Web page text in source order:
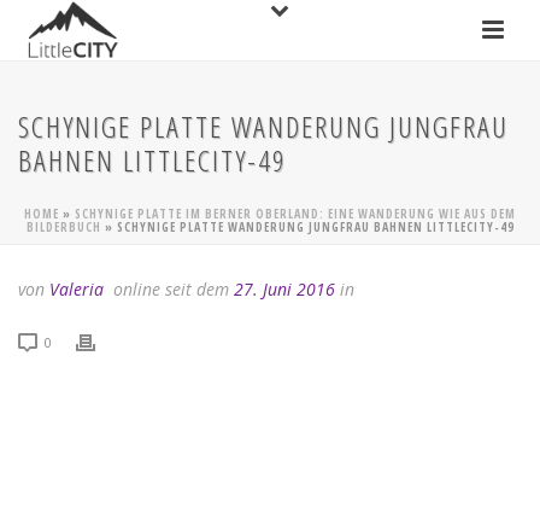
SCHYNIGE PLATTE WANDERUNG JUNGFRAU
BAHNEN LITTLECITY-49
HOME » SCHYNIGE PLATTE IM BERNER OBERLAND: EINE WANDERUNG WIE AUS DEM
BILDERBUCH » SCHYNIGE PLATTE WANDERUNG JUNGFRAU BAHNEN LITTLECITY-49
von Valeria online seit dem 27. Juni 2016 in
0